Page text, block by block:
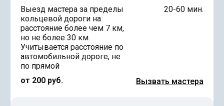
Выезд мастера за пределы
кольцевой дороги на
расстояние более чем 7 км,
но не более 30 км.
Учитывается расстояние по
автомобильной дороге, не
по прямой
от 200 руб.
20-60 мин.
Вызвать мастера